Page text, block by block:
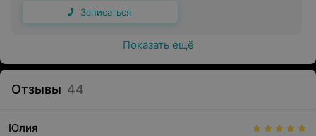
УЗИ органов брюшной полости;
УЗИ молочных желез;
УЗИ суставов;
гинекологическое УЗИ;
Записаться
Показать ещё
Отзывы 44
Юлия